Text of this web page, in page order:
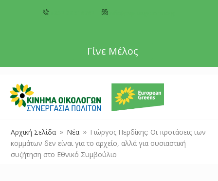
Γίνε Μέλος
Αρχική Σελίδα 9 Νέα 9
Γιώργος Περδίκης: Οι προτάσεις των
κομμάτων δεν είναι για το αρχείο, αλλά για ουσιαστική
συζήτηση στο Εθνικό Συμβούλιο